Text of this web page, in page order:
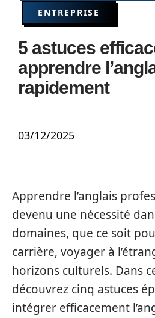
ENTREPRISE
5 astuces
apprendre
rapidement
03/12/2025
Apprendre l’anglais
devenu une nécessité
domaines, que ce soit
carrière, voyager à
horizons culturels. Dans
découvrez cinq astuces
intégrer efficacement